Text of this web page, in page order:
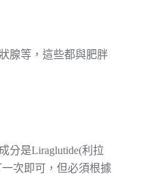
腺等，這些都與肥胖
分是Liraglutide(利拉
次即可，但必須根據